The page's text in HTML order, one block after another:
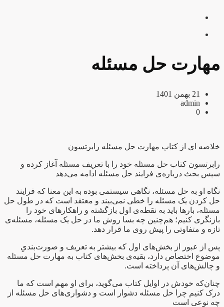
مهارت حل مسئله
21 بهمن 1401
admin
0
خلاصه ای از کتاب مهارت حل مسئله رابرتسون
رابرتسون کتاب حل مسئله خود را با تعریف مسئله آغاز کرده و
سپس بحث درباره‌ی فرایند حل مسئله ادامه می‌دهد
نگاه او به حل مسئله، نگاهی سیستمی بوده به این معنا که فرایند
حل کردن یک مسئله را خطی نمی‌بیند و معتقد است که در طول حل
مسئله، بارها باید به نقطه‌ی اول بازگشته و راهکارهای خود را
بازنگری کنیم؛ هم‌چنین چه بسا روش ما در حل یک مسئله، مسئله‌ی
تازه و متفاوتی را پیش روی ما قرار دهد.
پس از عبور از بخش‌های اول که بیشتر به تعریف و صورت‌بندیِ
موضوع اختصاص دارد، بقیه‌ی بخش‌های کتاب به مهارت حل مسئله
و چالش‌های آن پرداخته است.
چنان‌که خودش در اوایل کتاب می‌گوید، برای او مهم است که ما
درک کنیم چرا حل مسئله دشوار است و دشواری‌های حل مسئله از
چه نوعی است